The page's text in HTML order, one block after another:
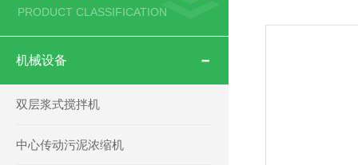
PRODUCT CLASSIFICATION
机械设备
双层浆式搅拌机
中心传动污泥浓缩机